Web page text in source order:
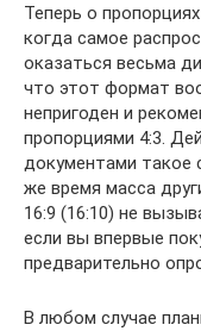
Теперь о
когда самое
оказаться весьма
что этот формат
непригоден и
пропорциями 4:3.
документами такое
же время масса
16:9 (16:10) не
если вы впервые
предварительно
В любом случае